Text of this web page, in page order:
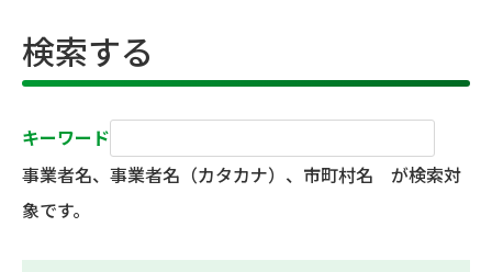
検索する
キーワード
事業者名、事業者名（カタカナ）、市町村名 が検索対
象です。